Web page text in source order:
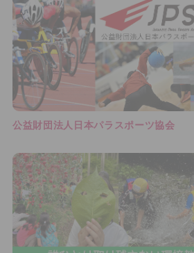
公益財団法人日本パラスポーツ協会